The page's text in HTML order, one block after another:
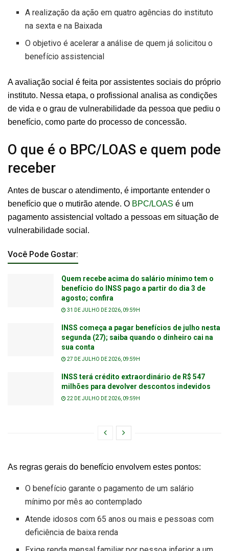
A realização da ação em quatro agências do instituto
na sexta e na Baixada
O objetivo é acelerar a análise de quem já solicitou o
benefício assistencial
A avaliação social é feita por assistentes sociais do próprio
instituto. Nessa etapa, o profissional analisa as condições
de vida e o grau de vulnerabilidade da pessoa que pediu o
benefício, como parte do processo de concessão.
O que é o BPC/LOAS e quem pode
receber
Antes de buscar o atendimento, é importante entender o
benefício que o mutirão atende. O BPC/LOAS é um
pagamento assistencial voltado a pessoas em situação de
vulnerabilidade social.
Você Pode Gostar:
Quem recebe acima do salário mínimo tem o
benefício do INSS pago a partir do dia 3 de
agosto; confira
31 DE JULHO DE 2026, 09:59H
INSS começa a pagar benefícios de julho nesta
segunda (27); saiba quando o dinheiro cai na
sua conta
27 DE JULHO DE 2026, 09:59H
INSS terá crédito extraordinário de R$ 547
milhões para devolver descontos indevidos
22 DE JULHO DE 2026, 09:59H
As regras gerais do benefício envolvem estes pontos:
O benefício garante o pagamento de um salário
mínimo por mês ao contemplado
Atende idosos com 65 anos ou mais e pessoas com
deficiência de baixa renda